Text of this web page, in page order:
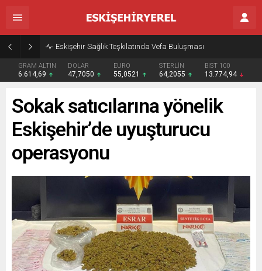
Eskişehir Sağlık Teşkilatında Vefa Buluşması
GRAM ALTIN
6.614,69
DOLAR
47,7050
EURO
55,0521
STERLİN
64,2055
BIST 100
13.774,94
Sokak satıcılarına yönelik
Eskişehir’de uyuşturucu
operasyonu